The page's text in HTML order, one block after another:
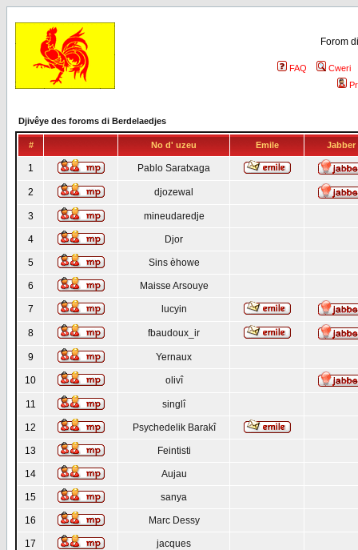
Forom
FAQ
Cweri
Djivêye des foroms di Berdelaedjes
# No d' uzeu Emile Jabber
1 Pablo Saratxaga
2 djozewal
3 mineudaredje
4 Djor
5 Sins èhowe
6 Maisse Arsouye
7 lucyin
8 fbaudoux_ir
9 Yernaux
10 olivî
11 singlî
12 Psychedelik Barakî
13 Feintisti
14 Aujau
15 sanya
16 Marc Dessy
17 jacques